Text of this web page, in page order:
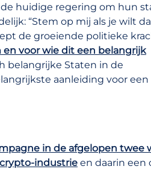
de huidige regering om hun
“Stem op mij als je wilt
de groeiende politieke
voor wie dit een belangrijk
belangrijke Staten in de
aanleiding voor een
in de afgelopen twee
industrie en daarin een